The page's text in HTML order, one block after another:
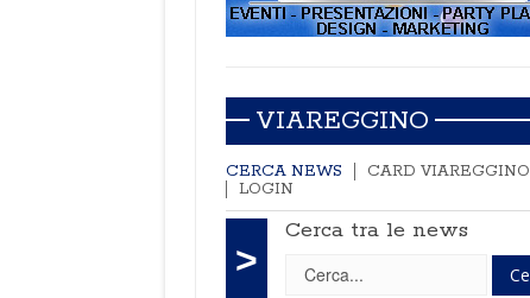
VIAREGGINO
CERCA NEWS
CARD VIAREGGINO
LOGIN
>
Cerca tra le news